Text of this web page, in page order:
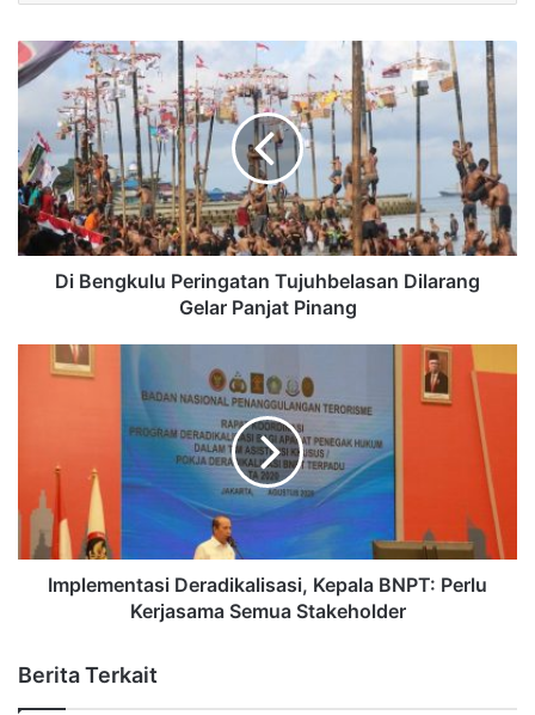
Di Bengkulu Peringatan Tujuhbelasan Dilarang
Gelar Panjat Pinang
Implementasi Deradikalisasi, Kepala BNPT: Perlu
Kerjasama Semua Stakeholder
Berita Terkait